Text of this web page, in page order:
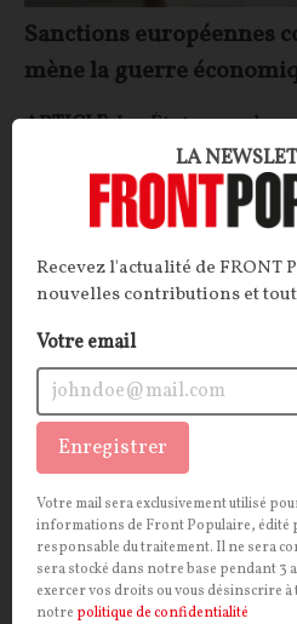
Sanctions européennes
mène la guerre
ARTICLE.Les États-
prochainement être amenés
21ème train de sanctions
la Commission européenne.
La
OPINIONSINTERNATIONAL
LA
Recevez l'actualité de FRONT
nouvelles contributions et
Votre email
Enregistrer
Votre mail sera exclusivement utilisé
informations de Front Populaire, édité
responsable du traitement. Il ne sera
sera stocké dans notre base pendant 3
exercer vos droits ou vous désinscrire
notre politique de confidentialité